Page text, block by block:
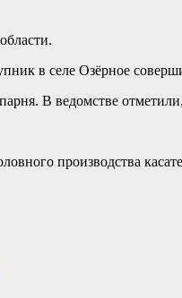
в селе Озёрное
В ведомстве
производства